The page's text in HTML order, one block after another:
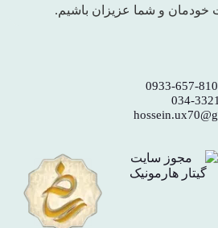
خودمان و شما عزیزان باشیم.
0933-657-
034-